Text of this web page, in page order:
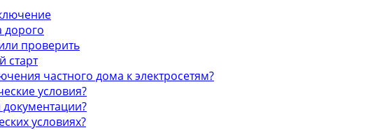
дорого
проверить
старт
частного дома к электросетям?
условия?
условиях?